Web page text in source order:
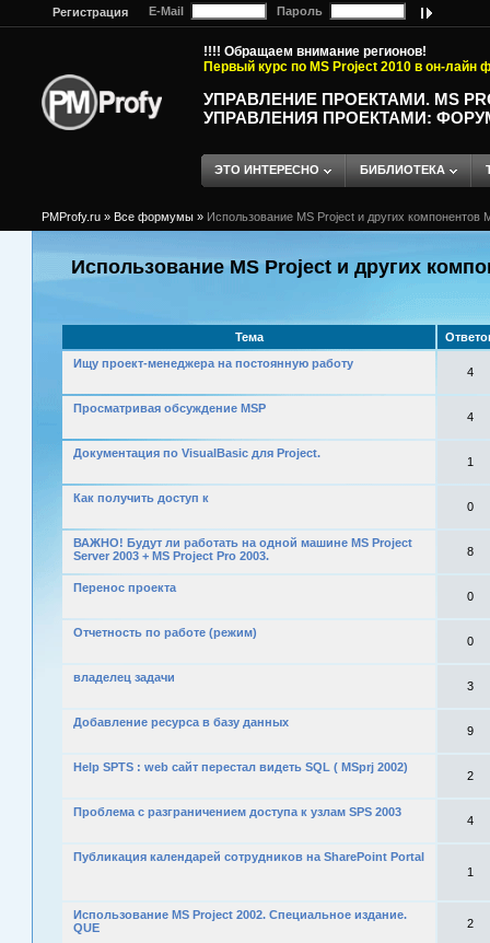
Регистрация E-Mail Пароль
!!!! Обращаем внимание регионов!
Первый курс по MS Project 2010 в он-лайн
УПРАВЛЕНИЕ ПРОЕКТАМИ. MS
УПРАВЛЕНИЯ ПРОЕКТАМИ:
ЭТО ИНТЕРЕСНО БИБЛИОТЕКА
PMProfy.ru » Все формумы » Использование MS Project и других компонентов
Использование MS Project и других
Тема
Ищу проект-менеджера на постоянную работу
4
Просматривая обсуждение MSP
4
Документация по VisualBasic для Project.
1
Как получить доступ к
0
ВАЖНО! Будут ли работать на одной машине MS Project
Server 2003 + MS Project Pro 2003.
8
Перенос проекта
0
Отчетность по работе (режим)
0
владелец задачи
3
Добавление ресурса в базу данных
9
Help SPTS : web сайт перестал видеть SQL ( MSprj 2002)
2
Проблема с разграничением доступа к узлам SPS 2003
4
Публикация календарей сотрудников на SharePoint Portal
1
Использование MS Project 2002. Специальное издание.
QUE
2